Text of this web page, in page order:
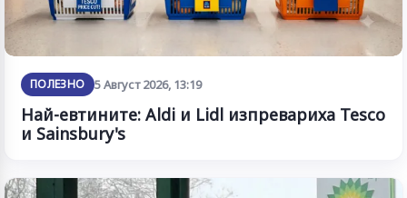
ПОЛЕЗНО 5 Август 2026, 13:19
Най-евтините: Aldi и Lidl изпревариха Tesco
и Sainsbury's